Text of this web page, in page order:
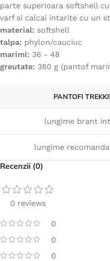
parte superioara softshell
varf si calcai intarite cu un
material: softshell
talpa: phylon/cauciuc
marimi: 36 - 48
greutate: 380 g (pantof
PANTOFI
lungime brant
lungime
Recenzii (0)
0 reviews
0
0
0